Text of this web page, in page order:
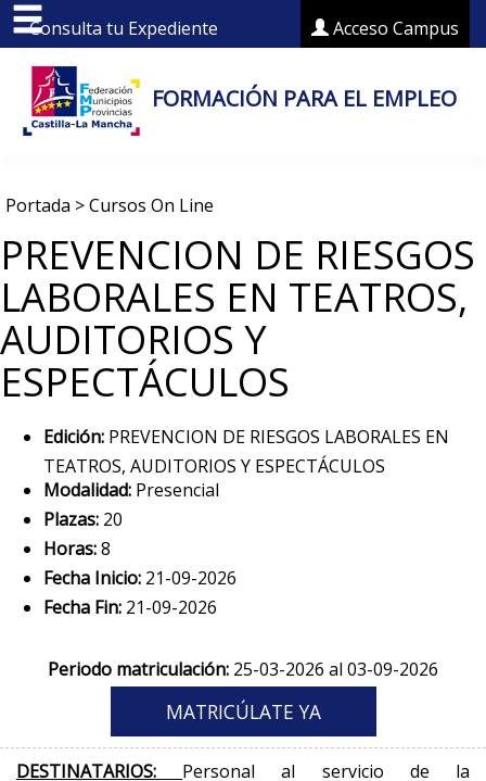
Acceso Campus
Consulta tu Expediente
FORMACIÓN PARA EL EMPLEO
Portada >Cursos On Line
PREVENCION DE RIESGOS
LABORALES EN TEATROS,
AUDITORIOS Y
ESPECTÁCULOS
Edición: PREVENCION DE RIESGOS LABORALES EN
TEATROS, AUDITORIOS Y ESPECTÁCULOS
Modalidad: Presencial
Plazas: 20
Horas:8
Fecha Inicio: 21-09-2026
Fecha Fin: 21-09-2026
Periodo matriculación: 25-03-2026 al 03-09-2026
DESTINATARIOS: Personal al servicio de la